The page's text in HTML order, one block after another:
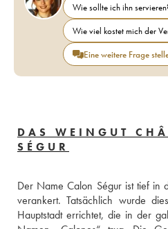
Wie sollte ich ihn
Wie viel kostet mich der
Eine weitere Frage
DAS WEINGUT
SÉGUR
Der Name Calon Ségur ist tief in
verankert. Tatsächlich wurde
Hauptstadt errichtet, die in der